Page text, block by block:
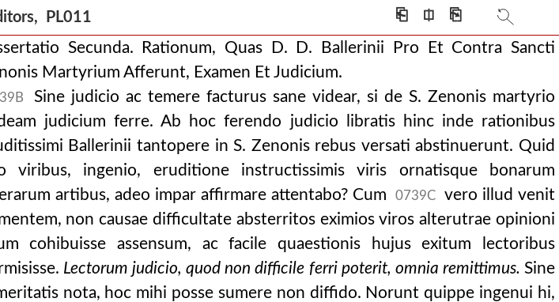
PL011 ⎗ ⎅ ⎘
sublata jam esse confidimus eamdem nunc tertio saeculo co
afferunt, examen et judicium.
Secunda. Rationum, Quas D. D. Ballerinii Pro Et Contra Sancti
Martyrium Afferunt, Examen Et Judicium.
Sine judicio ac temere facturus sane videar, si de S. Zenonis martyrio
judicium ferre. Ab hoc ferendo judicio libratis hinc inde rationibus
Ballerinii tantopere in S. Zenonis rebus versati abstinuerunt. Quid
viribus, ingenio, eruditione instructissimis viris ornatisque bonarum
artibus, adeo impar affirmare attentabo? Cum
0739C
vero illud venit
non causae difficultate absterritos eximios viros alterutrae opinioni
cohibuisse assensum, ac facile quaestionis hujus exitum lectoribus
Lectorum judicio, quod non difficile ferri poterit, omnia remittimus. Sine
nota, hoc mihi posse sumere non diffido. Norunt quippe ingenui hi,